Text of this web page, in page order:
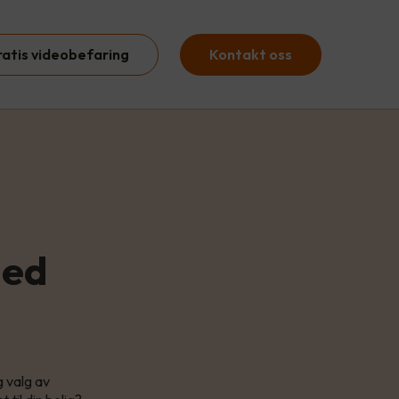
videobefaring Kontakt oss
valg av